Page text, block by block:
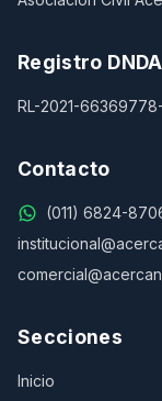
Registro DNDA
RL-2021-
Contacto
(011) 6824-
Secciones
Inicio